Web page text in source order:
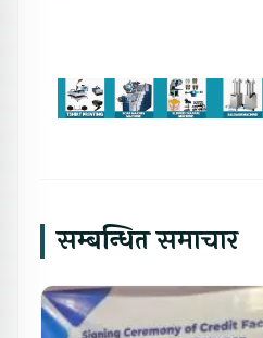
सम्बन्धित समाचार